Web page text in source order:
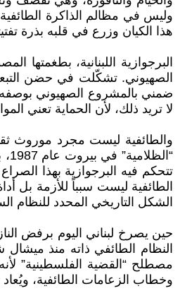
وليس في مظالم الذاكرة
هذا الكيان وزرع في قلبه بذرة
البرجوازية اللبنانية،
الصهيوني. تشكّلت في حضن
ضمني بالمشروع الصهيوني بوصفه
لا تريد ذلك، لأن الحماية تعني
والطائفية ليست مجرد موروث
تتحكم فيه البرجوازية بهذا
الطائفية ليست سبباً للأزمة بل
الشكل التاريخي المحدد للنظام
حين يصرخ لبناني اليوم برفض
النظام الطائفي ذاته منذ
مصطلح “القضية الفلسطينية”
وخطاب الزعامات الطائفية،